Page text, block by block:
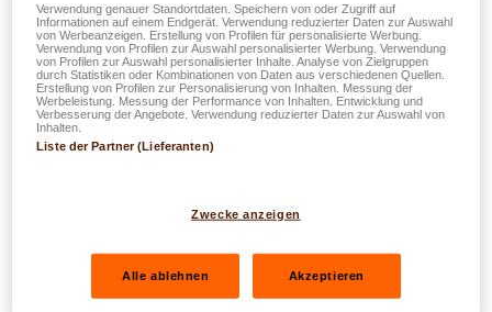
d'Fäegkeete vun de Mataarbechter ënnersträichen: D'Ziler
vun der Videoserie #LALUXOfficeTalk an #LALUXShorts
sinn villfälteg.
D'Videoen, déi mat der VideoproduktiounsagenceSKIN
produzéiert ginn, ëmfaassen eng breet Palette vun
Pensiounen, Gesondheet, Digital Servicer...
zwee komplementäre Formater:
Verwendung genauer Standortdaten. Speichern von oder Zugriff auf
Informationen auf einem Endgerät. Verwendung reduzierter Daten zur Auswahl
von Werbeanzeigen. Erstellung von Profilen für personalisierte Werbung.
Verwendung von Profilen zur Auswahl personalisierter Werbung. Verwendung
von Profilen zur Auswahl personalisierter Inhalte. Analyse von Zielgruppen
durch Statistiken oder Kombinationen von Daten aus verschiedenen Quellen.
Erstellung von Profilen zur Personalisierung von Inhalten. Messung der
Werbeleistung. Messung der Performance von Inhalten. Entwicklung und
Verbesserung der Angebote. Verwendung reduzierter Daten zur Auswahl von
Inhalten.
Liste der Partner (Lieferanten)
Zwecke anzeigen
Alle ablehnen Akzeptieren